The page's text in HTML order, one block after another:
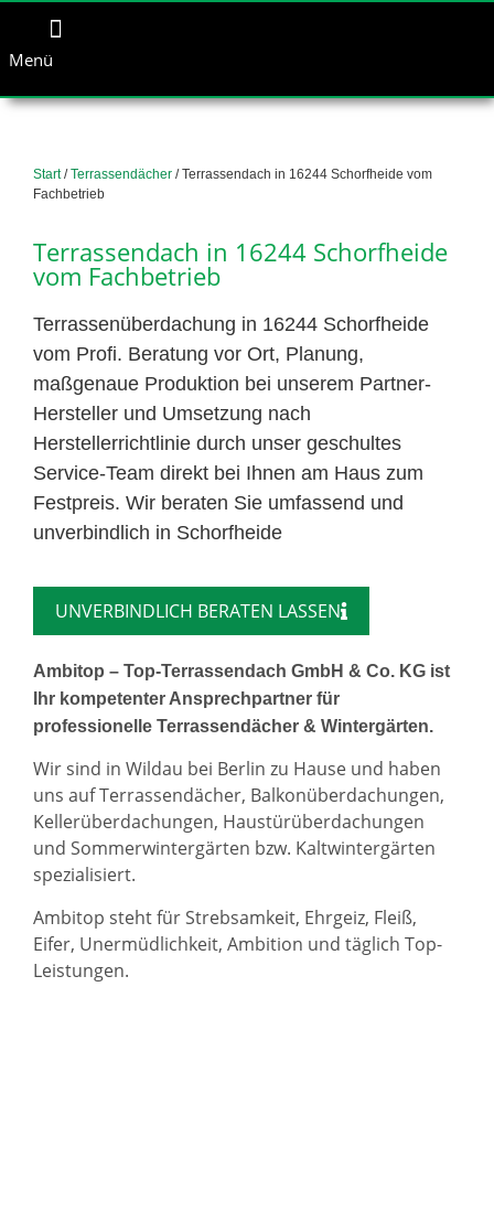
Menü
Start/Terrassendächer / Terrassendach in 16244 Schorfheide vom
Fachbetrieb
Terrassendach in 16244 Schorfheide
vom Fachbetrieb
Terrassenüberdachung in 16244 Schorfheide
vom Profi. Beratung vor Ort, Planung,
maßgenaue Produktion bei unserem Partner-
Hersteller und Umsetzung nach
Herstellerrichtlinie durch unser geschultes
Service-Team direkt bei Ihnen am Haus zum
Festpreis. Wir beraten Sie umfassend und
unverbindlich in Schorfheide
UNVERBINDLICH BERATEN LASSEN
Ambitop – Top-Terrassendach GmbH & Co. KG ist
Ihr kompetenter Ansprechpartner für
professionelle Terrassendächer & Wintergärten.
Wir sind in Wildau bei Berlin zu Hause und haben
uns auf Terrassendächer, Balkonüberdachungen,
Kellerüberdachungen, Haustürüberdachungen
und Sommerwintergärten bzw. Kaltwintergärten
spezialisiert.
Ambitop steht für Strebsamkeit, Ehrgeiz, Fleiß,
Eifer, Unermüdlichkeit, Ambition und täglich Top-
Leistungen.